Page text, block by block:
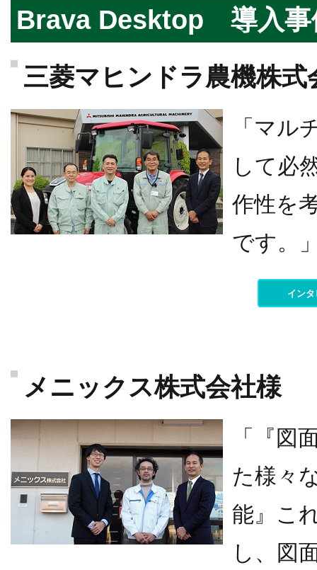
Brava Desktop 導入事
三菱マヒンドラ農機株式
「マル
して必
作性を
です。
イン
メニックス株式会社様
「『図
た様々
能』こ
し、図